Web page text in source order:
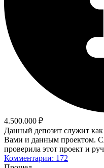
4.500.000 ₽
Данный депозит служит как
Вами и данным проектом.
проверила этот проект и
Комментарии: 172